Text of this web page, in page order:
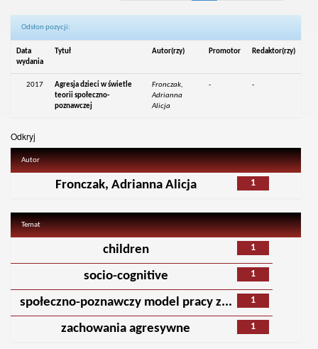
Odsłon pozycji:
Data
wydania
Tytuł Autor(rzy) Promotor Redaktor(rzy)
2017
Agresja dzieci w świetle
teorii społeczno-
poznawczej
Fronczak,
Adrianna
Alicja
- -
Odkryj
Autor
1
Fronczak, Adrianna Alicja
Temat
1
children
1
socio-cognitive
1
społeczno-poznawczy model pracy z...
1
zachowania agresywne